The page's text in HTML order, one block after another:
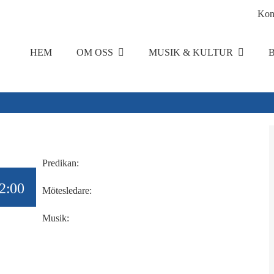
HEM OM OSS MUSIK & KULTUR
Predikan:
Mötesledare:
Musik: